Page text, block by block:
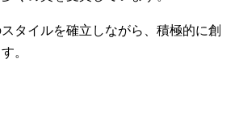
タイルを確立しながら、積極的に創
。